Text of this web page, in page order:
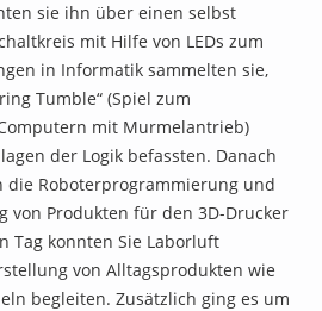
sie ihn über einen selbst
mit Hilfe von LEDs zum
in Informatik sammelten sie,
Tumble“ (Spiel zum
mit Murmelantrieb)
der Logik befassten. Danach
die Roboterprogrammierung und
Produkten für den 3D-Drucker
Tag konnten Sie Laborluft
von Alltagsprodukten wie
begleiten. Zusätzlich ging es um